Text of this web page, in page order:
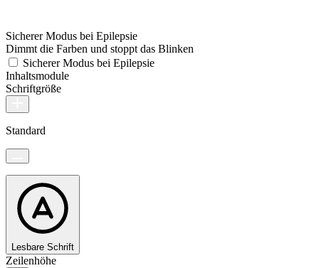
Sicherer Modus bei Epilepsie
Dimmt die Farben und stoppt das Blinken
Sicherer Modus bei Epilepsie
Inhaltsmodule
Schriftgröße
Standard
Lesbare Schrift
Zeilenhöhe